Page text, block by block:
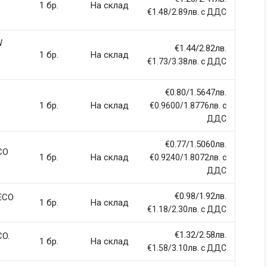
eget tincidunt ex semper sit amet. Nullam neque justo, sodales
et fringilla facilisis. Nam maximus consectetur diam. Nulla
hendrerit eros laoreet suscipit ultrices.
1 бр. На склад
€1.48/2.89лв. с ДДС
1 бр. На склад
€1.44/2.82лв.
€1.73/3.38лв. с ДДС
1 бр. На склад
€0.80/1.5647лв.
€0.9600/1.8776лв. с
ДДС
1 бр. На склад
€0.77/1.5060лв.
€0.9240/1.8072лв. с
ДДС
1 бр. На склад
€0.98/1.92лв.
€1.18/2.30лв. с ДДС
1 бр. На склад
€1.32/2.58лв.
€1.58/3.10лв. с ДДС